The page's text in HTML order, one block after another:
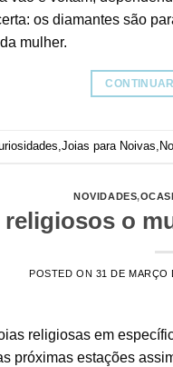
os diamantes são
mulher.
Joias para Noivas
NOVIDADES,
religiosos o
POSTED ON 31 DE MARÇO
religiosas em
próximas estações